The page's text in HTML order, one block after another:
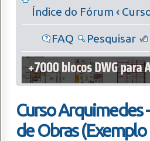
Índice do Fórum ‹
FAQ Pesquisar
Curso Arquimedes
de Obras